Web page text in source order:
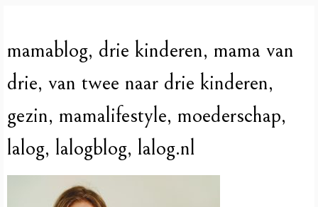
mamablog, drie kinderen, mama van
drie, van twee naar drie kinderen,
gezin, mamalifestyle, moederschap,
lalog, lalogblog, lalog.nl